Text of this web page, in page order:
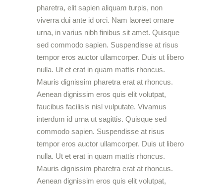
pharetra, elit sapien aliquam turpis, non
viverra dui ante id orci. Nam laoreet ornare
urna, in varius nibh finibus sit amet. Quisque
sed commodo sapien. Suspendisse at risus
tempor eros auctor ullamcorper. Duis ut libero
nulla. Ut et erat in quam mattis rhoncus.
Mauris dignissim pharetra erat at rhoncus.
Aenean dignissim eros quis elit volutpat,
faucibus facilisis nisl vulputate. Vivamus
interdum id urna ut sagittis. Quisque sed
commodo sapien. Suspendisse at risus
tempor eros auctor ullamcorper. Duis ut libero
nulla. Ut et erat in quam mattis rhoncus.
Mauris dignissim pharetra erat at rhoncus.
Aenean dignissim eros quis elit volutpat,